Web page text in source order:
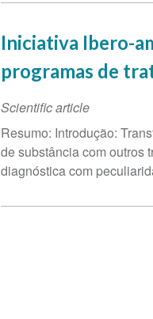
Iniciativa Ibero-
programas de
Scientific article
Resumo: Introdução:
de substância com outros
diagnóstica com